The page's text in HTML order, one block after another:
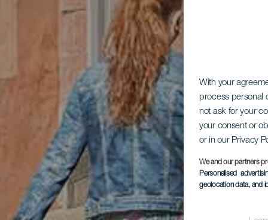
With your
process personal
not ask for your
your consent or
or in our Privacy
We and our partners
Personalised
geolocation data, and